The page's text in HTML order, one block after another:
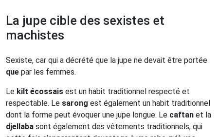
La jupe cible des sexistes et
machistes
Sexiste, car qui a décrété que la jupe ne devait être portée
que par les femmes.
Le kilt écossais est un habit traditionnel respecté et
respectable. Le sarong est également un habit traditionnel
dont la forme peut évoquer une jupe longue. Le caftan et la
djellaba sont également des vêtements traditionnels, qui